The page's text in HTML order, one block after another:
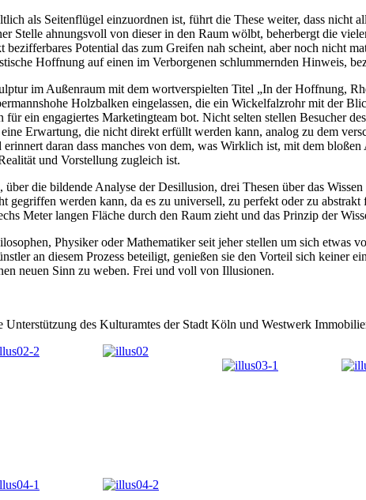
als Seitenflügel einzuordnen ist, führt die These weiter, dass nicht
Stelle ahnungsvoll von dieser in den Raum wölbt, beherbergt die
Potential das zum Greifen nah scheint, aber noch nicht
Hoffnung auf einen im Verborgenen schlummernden Hinweis,
im Außenraum mit dem wortverspielten Titel „In der Hoffnung,
Holzbalken eingelassen, die ein Wickelfalzrohr mit der
ein engagiertes Marketingteam bot. Nicht selten stellen Besucher
Erwartung, die nicht direkt erfüllt werden kann, analog zu dem
daran dass manches von dem, was Wirklich ist, mit dem
und Vorstellung zugleich ist.
die bildende Analyse der Desillusion, drei Thesen über das
gegriffen werden kann, da es zu universell, zu perfekt oder zu
Meter langen Fläche durch den Raum zieht und das Prinzip der
Physiker oder Mathematiker seit jeher stellen um sich etwas
an diesem Prozess beteiligt, genießen sie den Vorteil sich keiner
neuen Sinn zu weben. Frei und voll von Illusionen.
des Kulturamtes der Stadt Köln und Westwerk